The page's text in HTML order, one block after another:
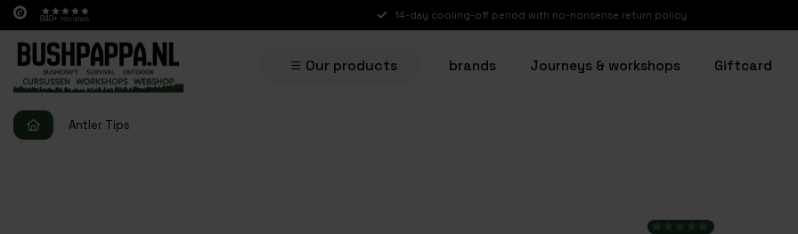
840+ reviews 14-day cooling-off period with no-nonsense return policy
Our products brands Journeys & workshops Giftcard
Antler Tips